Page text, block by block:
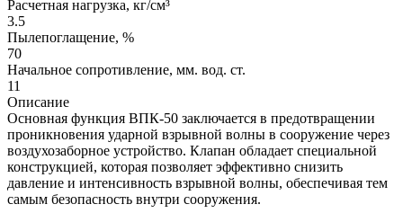
Расчетная нагрузка, кг/см³
3.5
Пылепоглащение, %
70
Начальное сопротивление, мм. вод. ст.
11
Описание
Основная функция ВПК-50 заключается в предотвращении
проникновения ударной взрывной волны в сооружение через
воздухозаборное устройство. Клапан обладает специальной
конструкцией, которая позволяет эффективно снизить
давление и интенсивность взрывной волны, обеспечивая тем
самым безопасность внутри сооружения.